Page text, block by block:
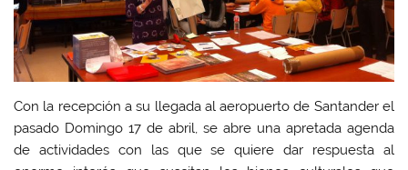
Con la recepción a su llegada al aeropuerto de Santander el
pasado Domingo 17 de abril, se abre una apretada agenda
de actividades con las que se quiere dar respuesta al